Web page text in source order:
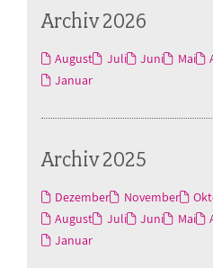
Archiv 2026
August Juli Juni Mai
Januar
Archiv 2025
Dezember November
August
Juli Juni Mai
Januar